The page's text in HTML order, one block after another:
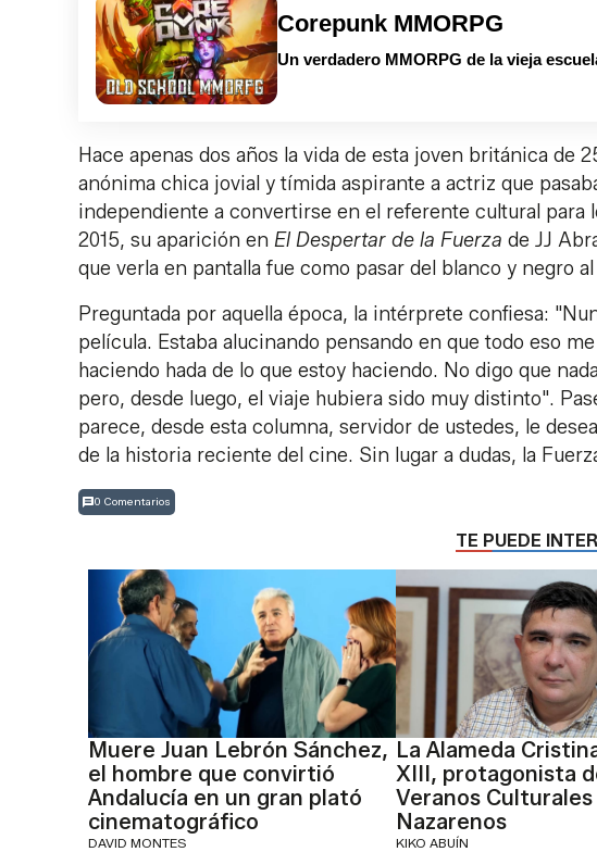
Corepunk MMORPG
Un verdadero MMORPG de la vieja
Hace apenas dos años la vida de esta joven británica de
anónima chica jovial y tímida aspirante a actriz que
independiente a convertirse en el referente cultural para
2015, su aparición en El Despertar de la Fuerza de JJ
que verla en pantalla fue como pasar del blanco y negro
Preguntada por aquella época, la intérprete confiesa:
película. Estaba alucinando pensando en que todo eso
haciendo hada de lo que estoy haciendo. No digo que
pero, desde luego, el viaje hubiera sido muy distinto".
parece, desde esta columna, servidor de ustedes, le
de la historia reciente del cine. Sin lugar a dudas, la
0 Comentarios
TE PUEDE
Muere Juan Lebrón Sánchez,
el hombre que convirtió
Andalucía en un gran plató
cinematográfico
DAVID MONTES
La Alameda
XIII, protagonista
Veranos Culturales
Nazarenos
KIKO ABUÍN